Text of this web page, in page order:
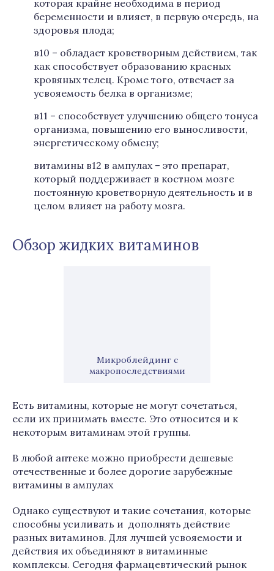
которая крайне необходима в период
беременности и влияет, в первую очередь, на
здоровья плода;
в10 – обладает кроветворным действием, так
как способствует образованию красных
кровяных телец. Кроме того, отвечает за
усвояемость белка в организме;
в11 – способствует улучшению общего тонуса
организма, повышению его выносливости,
энергетическому обмену;
витамины в12 в ампулах – это препарат,
который поддерживает в костном мозге
постоянную кроветворную деятельность и в
целом влияет на работу мозга.
Обзор жидких витаминов
Микроблейдинг с
макропоследствиями
Есть витамины, которые не могут сочетаться,
если их принимать вместе. Это относится и к
некоторым витаминам этой группы.
В любой аптеке можно приобрести дешевые
отечественные и более дорогие зарубежные
витамины в ампулах
Однако существуют и такие сочетания, которые
способны усиливать и дополнять действие
разных витаминов. Для лучшей усвояемости и
действия их объединяют в витаминные
комплексы. Сегодня фармацевтический рынок